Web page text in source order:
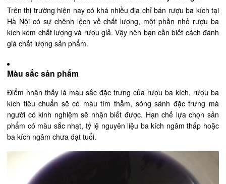
Trên thị trường hiện nay có khá nhiều địa chỉ bán rượu ba kích tại
Hà Nội có sự chênh lệch về chất lượng, một phần nhỏ rượu ba
kích kém chất lượng và rượu giả. Vậy nên bạn cần biết cách đánh
giá chất lượng sản phẩm.
Màu sắc sản phẩm
Điểm nhận thấy là màu sắc đặc trưng của rượu ba kích, rượu ba
kích tiêu chuẩn sẽ có màu tím thẫm, sóng sánh đặc trưng mà
người có kinh nghiệm sẽ nhận biết được. Hạn chế lựa chọn sản
phẩm có màu sắc nhạt, tỷ lệ nguyên liệu ba kích ngâm thấp hoặc
ba kích ngâm chưa đạt tuổi.